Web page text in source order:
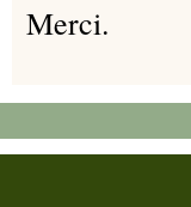
Merci.